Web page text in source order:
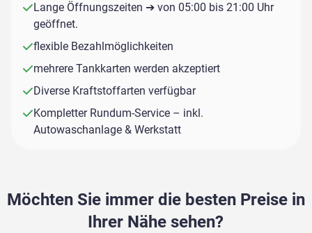
Lange Öffnungszeiten ➔ von 05:00 bis 21:00 Uhr
geöffnet.
flexible Bezahlmöglichkeiten
mehrere Tankkarten werden akzeptiert
Diverse Kraftstoffarten verfügbar
Kompletter Rundum-Service – inkl.
Autowaschanlage & Werkstatt
Möchten Sie immer die besten Preise in
Ihrer Nähe sehen?